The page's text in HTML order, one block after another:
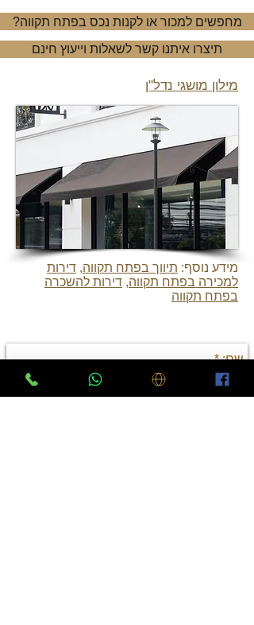
?מחפשים למכור או לקנות נכס בפתח תקווה
תיצרו איתנו קשר לשאלות וייעוץ חינם
מילון מושגי נדל"ן
מידע נוסף: תיווך בפתח תקווה, דירות
למכירה בפתח תקווה, דירות להשכרה
בפתח תקווה